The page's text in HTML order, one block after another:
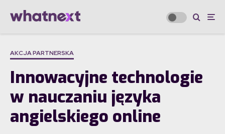
AKCJA PARTNERSKA
Innowacyjne technologie
w nauczaniu języka
angielskiego online